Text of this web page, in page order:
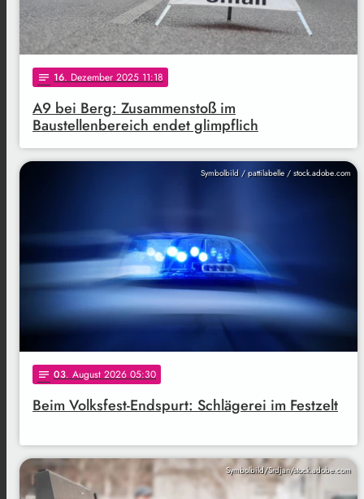
notes 16. Dezember 2025 11:18
A9 bei Berg: Zusammenstoß im
Baustellenbereich endet glimpflich
Symbolbild / pattilabelle / stock.adobe.com
notes 03. August 2026 05:30
Beim Volksfest-Endspurt: Schlägerei im Festzelt
Symbolbild/Srdjan/stock.adobe.com